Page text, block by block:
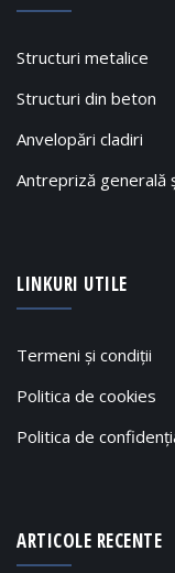
Structuri metalice
Structuri din beton
Anvelopări cladiri
Antrepriză generală
LINKURI UTILE
Termeni și condiții
Politica de cookies
Politica de
ARTICOLE RECENTE